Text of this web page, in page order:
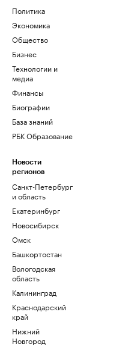
Политика
Экономика
Общество
Бизнес
Технологии и
медиа
Финансы
Биографии
База знаний
РБК Образование
Новости
регионов
Санкт-Петербург
и область
Екатеринбург
Новосибирск
Омск
Башкортостан
Вологодская
область
Калининград
Краснодарский
край
Нижний
Новгород